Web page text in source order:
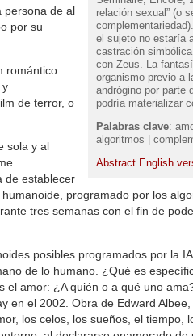
relación sexual” (o
el sujeto no estaría
castración
con Zeus. La
organismo previo a
andrógino por parte
podría materializar
Palabras clave:
algoritmos |
Abstract English
persona de al
por su
y
de terror, o
sola y al
de establecer
programado por los
tres semanas con el fin de
posibles programados por la
de lo humano. ¿Qué es
el amor: ¿A quién o a qué uno
en el 2002. Obra de Edward Albee,
los celos, los sueños, el tiempo,